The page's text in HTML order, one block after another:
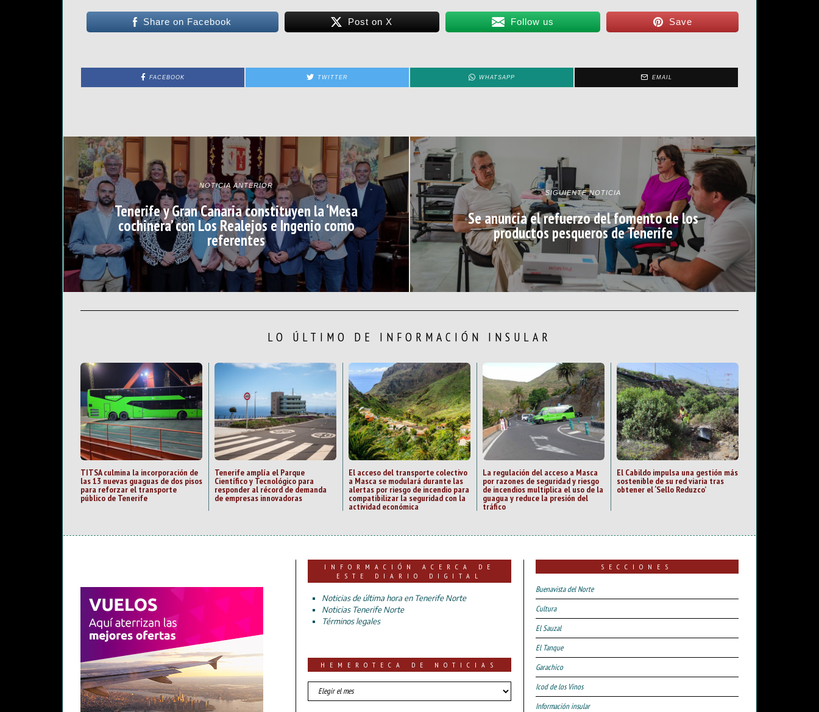
Share on Facebook Post on X Follow us Save
FACEBOOK TWITTER WHATSAPP EMAIL
NOTICIA ANTERIOR
Tenerife y Gran Canaria constituyen la ‘Mesa
cochinera’ con Los Realejos e Ingenio como
referentes
SIGUIENTE NOTICIA
Se anuncia el refuerzo del fomento de los
productos pesqueros de Tenerife
LO ÚLTIMO DE INFORMACIÓN INSULAR
TITSA culmina la incorporación de
las 13 nuevas guaguas de dos pisos
para reforzar el transporte
público de Tenerife
Tenerife amplía el Parque
Científico y Tecnológico para
responder al récord de demanda
de empresas innovadoras
El acceso del transporte colectivo
a Masca se modulará durante las
alertas por riesgo de incendio para
compatibilizar la seguridad con la
actividad económica
La regulación del acceso a Masca
por razones de seguridad y riesgo
de incendios multiplica el uso de la
guagua y reduce la presión del
tráfico
El Cabildo impulsa una gestión más
sostenible de su red viaria tras
obtener el ‘Sello Reduzco’
INFORMACIÓN ACERCA DE
ESTE DIARIO DIGITAL
Noticias de última hora en Tenerife Norte
Noticias Tenerife Norte
Términos legales
HEMEROTECA DE NOTICIAS
HEMEROTECA
DE
SECCIONES
Buenavista del Norte
Cultura
El Sauzal
El Tanque
Garachico
Icod de los Vinos
Información insular